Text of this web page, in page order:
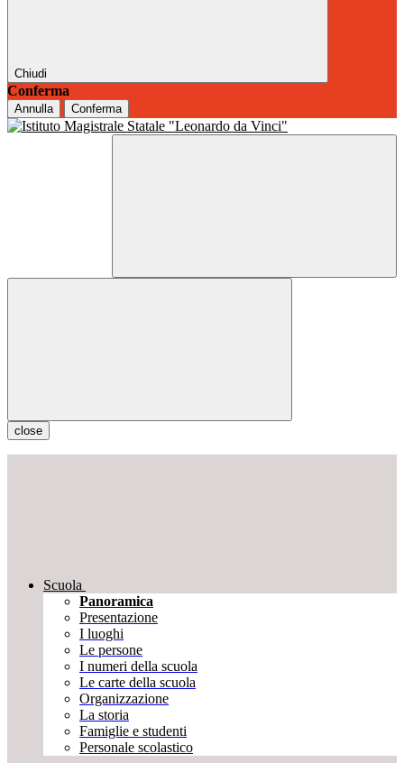
Chiudi
Conferma
Annulla Conferma
close
Scuola
Panoramica
Presentazione
I luoghi
Le persone
I numeri della scuola
Le carte della scuola
Organizzazione
La storia
Famiglie e studenti
Personale scolastico